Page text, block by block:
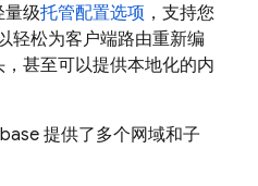
量级托管配置选项 ，支持您
轻松为客户端路由重新编
甚至可以提供本地化的内
提供了多个网域和子